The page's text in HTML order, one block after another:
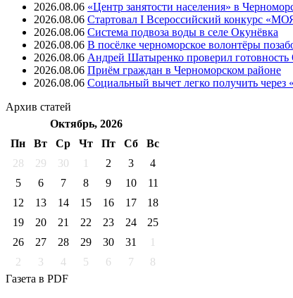
2026.08.06 «Центр занятости населения» в
2026.08.06 Стартовал I Всероссийский конкурс
2026.08.06 Система подвоза воды в селе Окунёвка
2026.08.06 В посёлке черноморское волонтёры
2026.08.06 Андрей Шатыренко проверил
2026.08.06 Приём граждан в Черноморском районе
2026.08.06 Социальный вычет легко получить
Архив статей
Октябрь, 2026
Пн
Вт Ср Чт Пт Cб
Вс
28
29 30 1 2 3
4
5
6 7 8 9 10
11
12
13 14 15 16 17
18
19
20 21 22 23 24
25
26
27 28 29 30 31
1
2
3 4 5 6 7
8
Газета в PDF